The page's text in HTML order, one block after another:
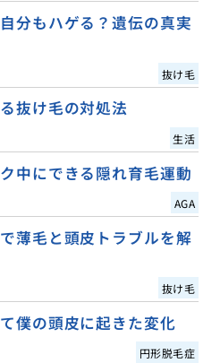
分もハゲる？遺伝の真実
抜け毛
抜け毛の対処法
生活
中にできる隠れ育毛運動
AGA
薄毛と頭皮トラブルを解
抜け毛
僕の頭皮に起きた変化
円形脱毛症